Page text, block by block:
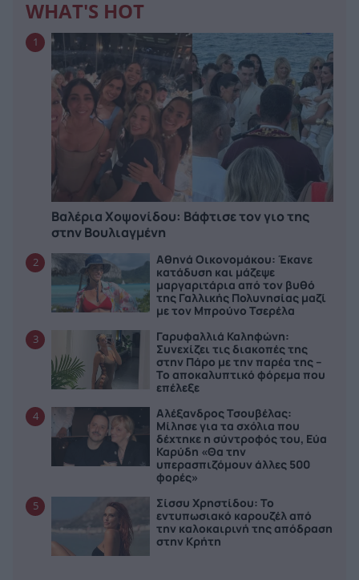
WHAT'S HOT
1
Βαλέρια Χοψονίδου: Bάφτισε τον γιο της
στην Βουλιαγμένη
2
Αθηνά Οικονομάκου: Έκανε
κατάδυση και μάζεψε
μαργαριτάρια από τον βυθό
της Γαλλικής Πολυνησίας μαζί
με τον Μπρούνο Τσερέλα
3
Γαρυφαλλιά Καληφώνη:
Συνεχίζει τις διακοπές της
στην Πάρο με την παρέα της –
Το αποκαλυπτικό φόρεμα που
επέλεξε
4
Αλέξανδρος Τσουβέλας:
Μίλησε για τα σχόλια που
δέχτηκε η σύντροφός του, Εύα
Καρύδη «Θα την
υπερασπιζόμουν άλλες 500
φορές»
5
Σίσσυ Χρηστίδου: Το
εντυπωσιακό καρουζέλ από
την καλοκαιρινή της απόδραση
στην Κρήτη